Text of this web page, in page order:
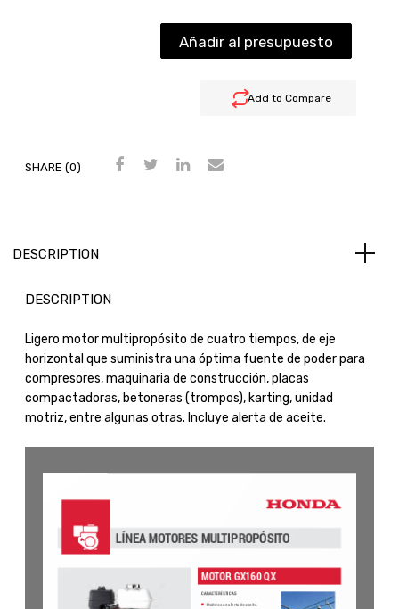
Add to Compare
Añadir al presupuesto
SHARE (0)
DESCRIPTION
DESCRIPTION
Ligero motor multipropósito de cuatro tiempos, de eje
horizontal que suministra una óptima fuente de poder para
compresores, maquinaria de construcción, placas
compactadoras, betoneras (trompos), karting, unidad
motriz, entre algunas otras. Incluye alerta de aceite.